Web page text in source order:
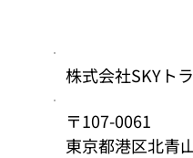
株式会社SKY
〒107-0061
東京都港区北青